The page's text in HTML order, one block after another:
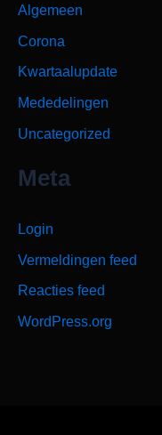
Algemeen
Corona
Kwartaalupdate
Mededelingen
Uncategorized
Meta
Login
Vermeldingen feed
Reacties feed
WordPress.org